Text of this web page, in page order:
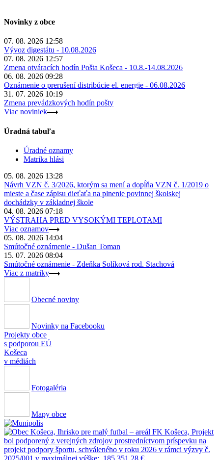
Novinky z obce
07. 08. 2026 12:58
Vývoz digestátu - 10.08.2026
07. 08. 2026 12:57
Zmena otváracích hodín Pošta Košeca - 10.8.-14.08.2026
06. 08. 2026 09:28
Oznámenie o prerušení distribúcie el. energie - 06.08.2026
31. 07. 2026 10:19
Zmena prevádzkových hodín pošty
Viac noviniek
Úradná tabuľa
Úradné oznamy
Matrika hlási
05. 08. 2026 13:28
Návrh VZN č. 3/2026, ktorým sa mení a dopĺňa VZN č. 1/2019 o
mieste a čase zápisu dieťaťa na plnenie povinnej školskej
dochádzky v základnej škole
04. 08. 2026 07:18
VÝSTRAHA PRED VYSOKÝMI TEPLOTAMI
Viac oznamov
05. 08. 2026 14:04
Smútočné oznámenie - Dušan Toman
15. 07. 2026 08:04
Smútočné oznámenie - Zdeňka Solíková rod. Stachová
Viac z matriky
Obecné noviny
Novinky na Facebooku
Projekty obce
s podporou EÚ
Košeca
v médiách
Fotogaléria
Mapy obce